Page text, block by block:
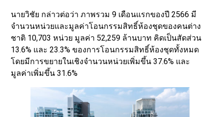
นายวิชัย กล่าวต่อว่า ภาพรวม 9 เดือนแรกของปี 2566 มี
จำนวนหน่วยและมูลค่าโอนกรรมสิทธิ์ห้องชุดของคนต่าง
ชาติ 10,703 หน่วย มูลค่า 52,259 ล้านบาท คิดเป็นสัดส่วน
13.6% และ 23.3% ของการโอนกรรมสิทธิ์ห้องชุดทั้งหมด
โดยมีการขยายในเชิงจำนวนหน่วยเพิ่มขึ้น 37.6% และ
มูลค่าเพิ่มขึ้น 31.6%